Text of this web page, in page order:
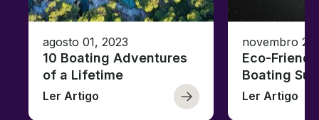
agosto 01, 2023
10 Boating Adventures
of a Lifetime
Ler Artigo
novembro
Eco-
Boating
Ler Artigo